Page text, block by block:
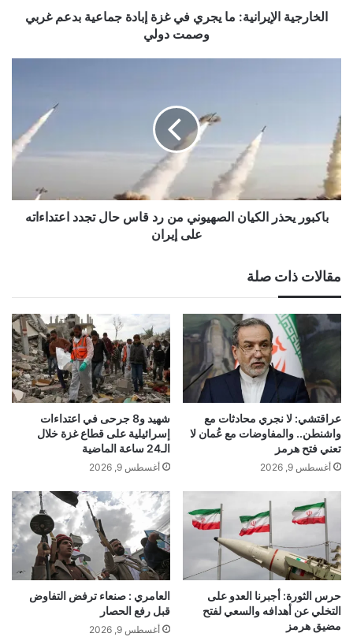
غربيالخارجية الإيرانية: ما يجري في غزة إبادة جماعية بدعم غربي
وصمت دولي
الصهيوني
من
رد
قاس
حال
تجدد
اعتداءاته
باكبور يحذر الكيان الصهيوني من رد قاس حال تجدد اعتداءاته
على إيران
مقالات ذات صلة
عراقتشي: لا نجري محادثات مع
واشنطن.. والمفاوضات مع عُمان لا
تعني فتح هرمز
أغسطس 9, 2026
شهيد و8 جرحى في اعتداءات
إسرائيلية على قطاع غزة خلال
الـ24 ساعة الماضية
أغسطس 9, 2026
حرس الثورة: أجبرنا العدو على
التخلي عن أهدافه والسعي لفتح
مضيق هرمز
العامري : صنعاء ترفض التفاوض
قبل رفع الحصار
أغسطس 9, 2026